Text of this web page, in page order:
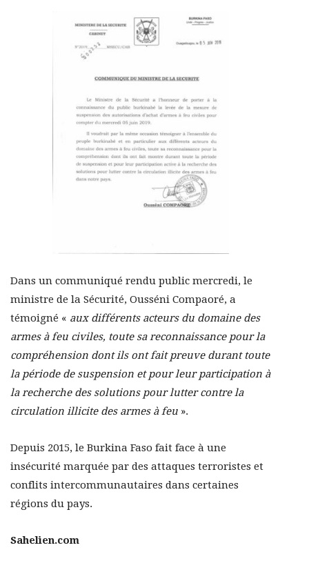
Dans un communiqué rendu public mercredi, le
ministre de la Sécurité, Ousséni Compaoré, a
témoigné « aux différents acteurs du domaine des
armes à feu civiles, toute sa reconnaissance pour la
compréhension dont ils ont fait preuve durant toute
la période de suspension et pour leur participation à
la recherche des solutions pour lutter contre la
circulation illicite des armes à feu ».
Depuis 2015, le Burkina Faso fait face à une
insécurité marquée par des attaques terroristes et
conflits intercommunautaires dans certaines
régions du pays.
Sahelien.com